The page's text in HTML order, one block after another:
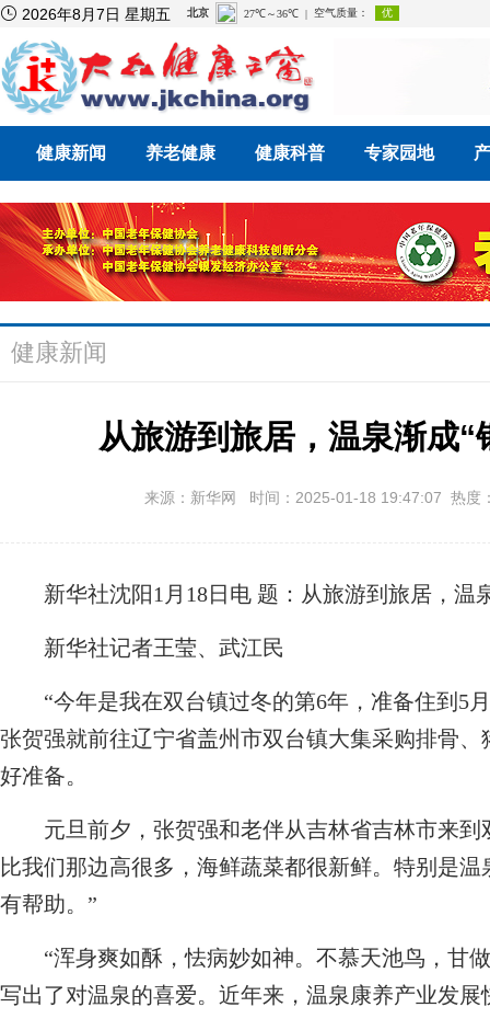
 2026年8月7日 星期五
健康新闻 养老健康 健康科普 专家园地
健康新闻
从旅游到旅居，温泉渐成“
来源：新华网 时间：2025-01-18 19:47:07 热度
新华社沈阳1月18日电 题：从旅游到旅居，温
新华社记者王莹、武江民
“今年是我在双台镇过冬的第6年，准备住到5月
张贺强就前往辽宁省盖州市双台镇大集采购排骨
好准备。
元旦前夕，张贺强和老伴从吉林省吉林市来到
比我们那边高很多，海鲜蔬菜都很新鲜。特别是
有帮助。”
“浑身爽如酥，怯病妙如神。不慕天池鸟，甘做
写出了对温泉的喜爱。近年来，温泉康养产业发展